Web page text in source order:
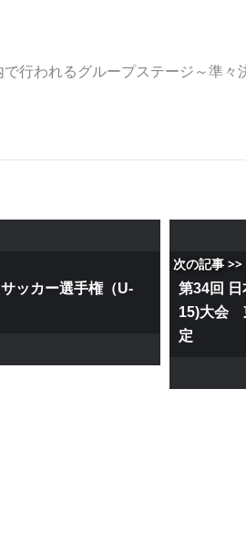
行われるグループステージ～準々
ッカー選手権（U-
次の記事 >>
第34回
15)大会
定